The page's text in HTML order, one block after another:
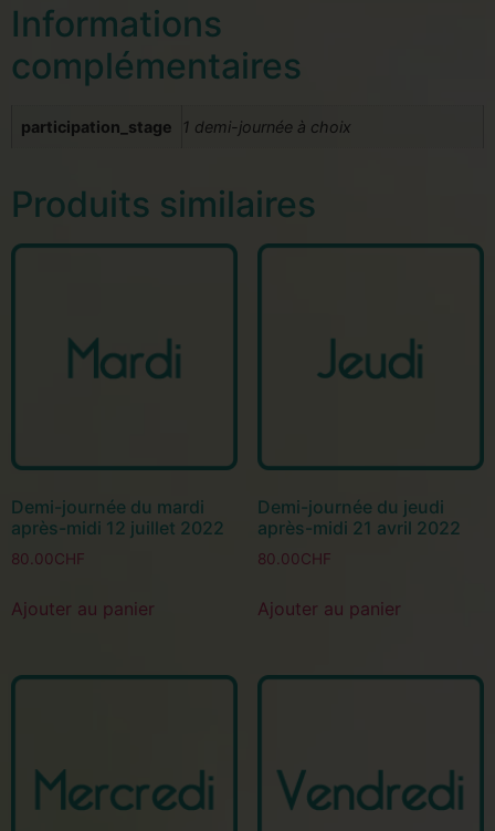
Informations
complémentaires
participation_stage 1 demi-journée à choix
Produits similaires
Demi-journée du mardi
après-midi 12 juillet 2022
80.00CHF
Ajouter au panier
Demi-journée du jeudi
après-midi 21 avril 2022
80.00CHF
Ajouter au panier